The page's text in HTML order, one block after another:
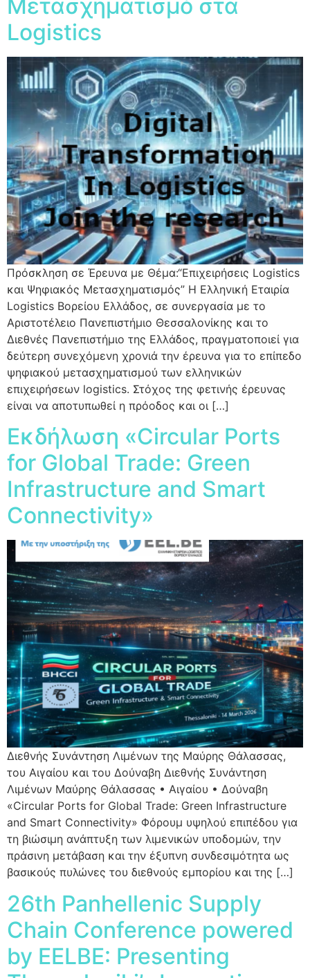
Μετασχηματισμό στα
Logistics
Πρόσκληση σε Έρευνα με Θέμα:“Επιχειρήσεις Logistics
και Ψηφιακός Μετασχηματισμός” Η Ελληνική Εταιρία
Logistics Βορείου Ελλάδος, σε συνεργασία με το
Αριστοτέλειο Πανεπιστήμιο Θεσσαλονίκης και το
Διεθνές Πανεπιστήμιο της Ελλάδος, πραγματοποιεί για
δεύτερη συνεχόμενη χρονιά την έρευνα για το επίπεδο
ψηφιακού μετασχηματισμού των ελληνικών
επιχειρήσεων logistics. Στόχος της φετινής έρευνας
είναι να αποτυπωθεί η πρόοδος και οι […]
Εκδήλωση «Circular Ports
for Global Trade: Green
Infrastructure and Smart
Connectivity»
Διεθνής Συνάντηση Λιμένων της Μαύρης Θάλασσας,
του Αιγαίου και του Δούναβη Διεθνής Συνάντηση
Λιμένων Μαύρης Θάλασσας • Αιγαίου • Δούναβη
«Circular Ports for Global Trade: Green Infrastructure
and Smart Connectivity» Φόρουμ υψηλού επιπέδου για
τη βιώσιμη ανάπτυξη των λιμενικών υποδομών, την
πράσινη μετάβαση και την έξυπνη συνδεσιμότητα ως
βασικούς πυλώνες του διεθνούς εμπορίου και της […]
26th Panhellenic Supply
Chain Conference powered
by EELBE: Presenting